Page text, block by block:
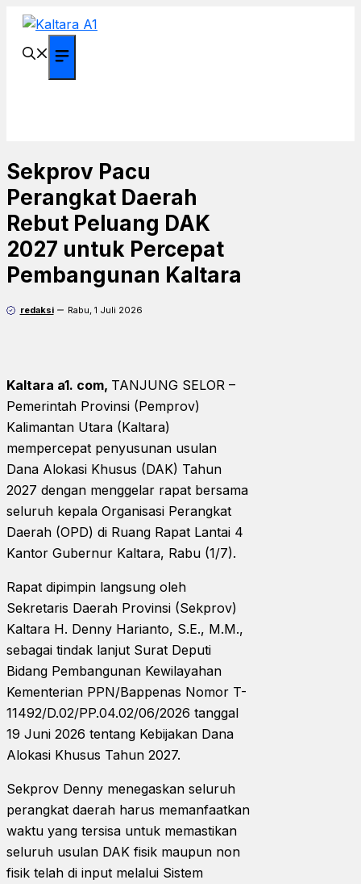
Langsung
Sekprov Pacu
Perangkat Daerah
Rebut Peluang DAK
2027 untuk Percepat
Pembangunan Kaltara
redaksi Rabu, 1 Juli 2026
Kaltara a1. com, TANJUNG SELOR –
Pemerintah Provinsi (Pemprov)
Kalimantan Utara (Kaltara)
mempercepat penyusunan usulan
Dana Alokasi Khusus (DAK) Tahun
2027 dengan menggelar rapat bersama
seluruh kepala Organisasi Perangkat
Daerah (OPD) di Ruang Rapat Lantai 4
Kantor Gubernur Kaltara, Rabu (1/7).
Rapat dipimpin langsung oleh
Sekretaris Daerah Provinsi (Sekprov)
Kaltara H. Denny Harianto, S.E., M.M.,
sebagai tindak lanjut Surat Deputi
Bidang Pembangunan Kewilayahan
Kementerian PPN/Bappenas Nomor T-
11492/D.02/PP.04.02/06/2026 tanggal
19 Juni 2026 tentang Kebijakan Dana
Alokasi Khusus Tahun 2027.
Sekprov Denny menegaskan seluruh
perangkat daerah harus memanfaatkan
waktu yang tersisa untuk memastikan
seluruh usulan DAK fisik maupun non
fisik telah di input melalui Sistem